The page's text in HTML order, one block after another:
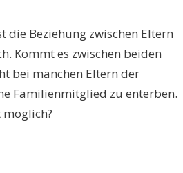
die Beziehung zwischen Eltern
Kommt es zwischen beiden
bei manchen Eltern der
Familienmitglied zu enterben.